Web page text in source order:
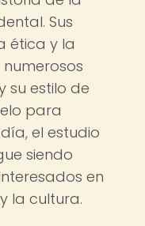
Sus
ética y la
su estilo de
para
el estudio
siendo
en
la cultura.